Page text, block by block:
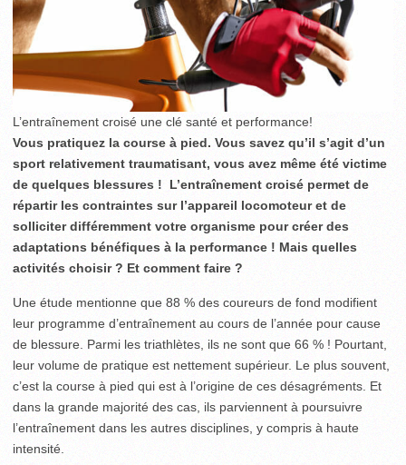
L’entraînement croisé une clé santé et performance!
Vous pratiquez la course à pied. Vous savez qu’il s’agit d’un
sport relativement traumatisant, vous avez même été victime
de quelques blessures ! L’entraînement croisé permet de
répartir les contraintes sur l’appareil locomoteur et de
solliciter différemment votre organisme pour créer des
adaptations bénéfiques à la performance ! Mais quelles
activités choisir ? Et comment faire ?
Une étude mentionne que 88 % des coureurs de fond modifient
leur programme d’entraînement au cours de l’année pour cause
de blessure. Parmi les triathlètes, ils ne sont que 66 % ! Pourtant,
leur volume de pratique est nettement supérieur. Le plus souvent,
c’est la course à pied qui est à l’origine de ces désagréments. Et
dans la grande majorité des cas, ils parviennent à poursuivre
l’entraînement dans les autres disciplines, y compris à haute
intensité.